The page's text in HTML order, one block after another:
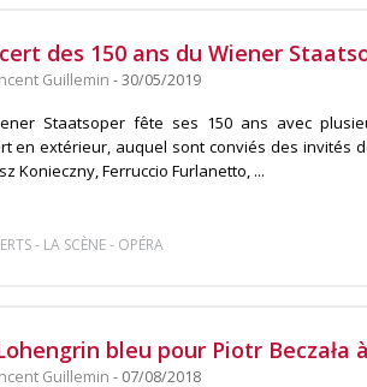
des 150 ans du Wiener
Guillemin - 30/05/2019
Staatsoper fête ses 150 ans avec
en extérieur, auquel sont conviés des invités
Konieczny, Ferruccio Furlanetto, ...
- LA SCÈNE- OPÉRA
bleu pour Piotr Beczała
Guillemin - 07/08/2018